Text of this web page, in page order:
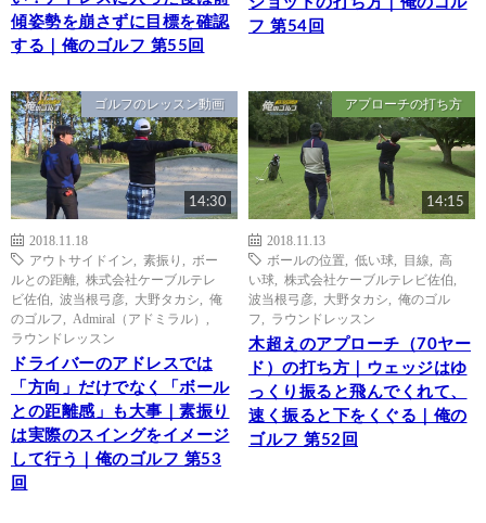
傾姿勢を崩さずに目標を確認
する｜俺のゴルフ 第55回
フ 第54回
ゴルフのレッスン動画
14:30
2018.11.18
アウトサイドイン
素振り
ボー
ルとの距離
株式会社ケーブルテレ
ビ佐伯
波当根弓彦 大野タカシ
俺
のゴルフ
Admiral（アドミラル）
ラウンドレッスン
ドライバーのアドレスでは
「方向」だけでなく「ボール
との距離感」も大事｜素振り
は実際のスイングをイメージ
して行う｜俺のゴルフ 第53
回
アプローチの打ち方
14:15
2018.11.13
ボールの位置
低い球 目線
高
い球
株式会社ケーブルテレビ佐伯
波当根弓彦
大野タカシ
俺のゴル
フ
ラウンドレッスン
木超えのアプローチ（70ヤー
ド）の打ち方｜ウェッジはゆ
っくり振ると飛んでくれて、
速く振ると下をくぐる｜俺の
ゴルフ 第52回